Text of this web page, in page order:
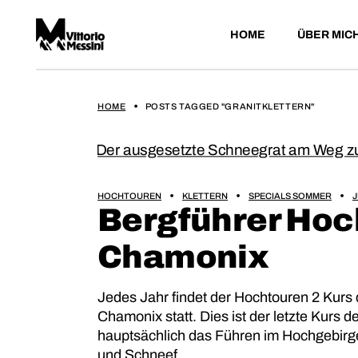
HOME ÜBER
HOME POSTS TAGGED "GRANITKLETTERN"
HOCHTOUREN KLETTERN SPECIALS SOMMER
Bergführer
Chamonix
Jedes Jahr findet der Hochtouren 2
Chamonix statt. Dies ist der letzte Kurs
hauptsächlich das Führen im
und Schneef